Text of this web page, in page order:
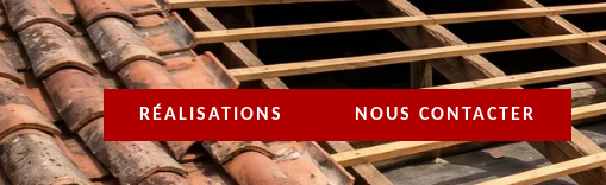
RÉALISATIONS NOUS CONTACTER